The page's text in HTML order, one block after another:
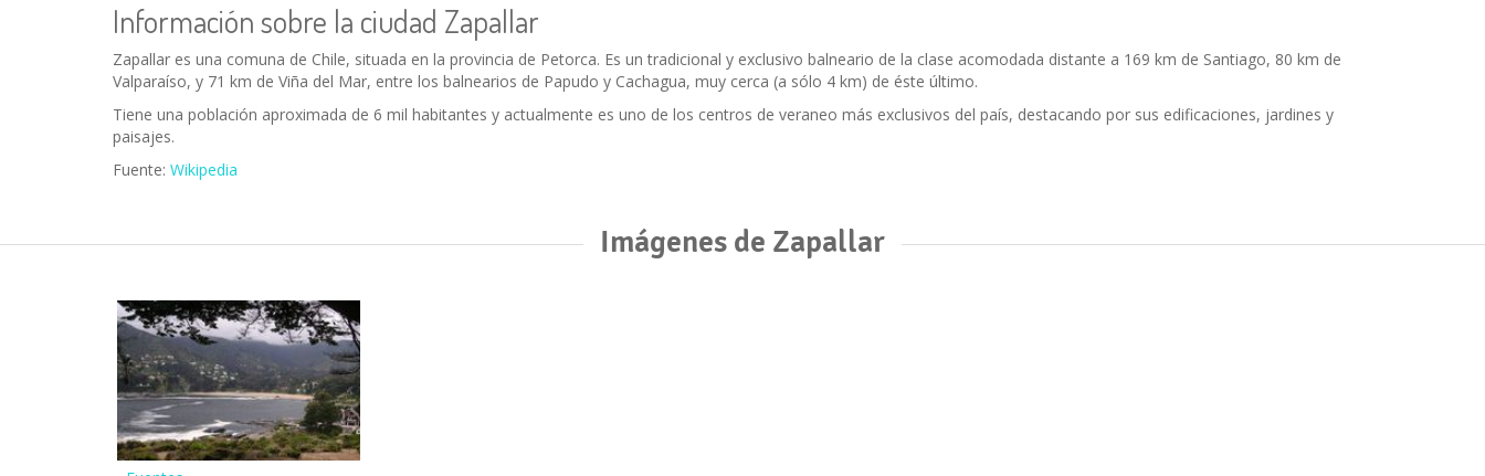
Información sobre la ciudad Zapallar
Zapallar es una comuna de Chile, situada en la provincia de Petorca. Es un tradicional y exclusivo balneario de la clase acomodada distante a 169 km de Santiago, 80 km de
Valparaíso, y 71 km de Viña del Mar, entre los balnearios de Papudo y Cachagua, muy cerca (a sólo 4 km) de éste último.
Tiene una población aproximada de 6 mil habitantes y actualmente es uno de los centros de veraneo más exclusivos del país, destacando por sus edificaciones, jardines y
paisajes.
Fuente: Wikipedia
Imágenes de Zapallar